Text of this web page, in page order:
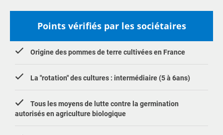
Points vérifiés par les sociétaires
Origine des pommes de terre cultivées en France
La "rotation" des cultures : intermédiaire (5 à 6ans)
Tous les moyens de lutte contre la germination
autorisés en agriculture biologique